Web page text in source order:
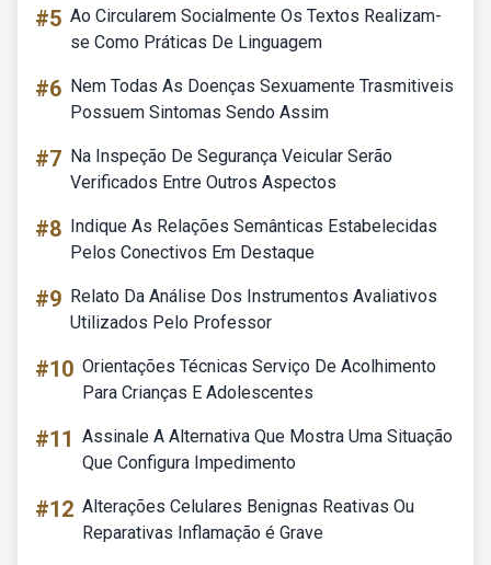
#5 Ao Circularem Socialmente Os Textos Realizam-
se Como Práticas De Linguagem
#6 Nem Todas As Doenças Sexuamente Trasmitiveis
Possuem Sintomas Sendo Assim
#7 Na Inspeção De Segurança Veicular Serão
Verificados Entre Outros Aspectos
#8 Indique As Relações Semânticas Estabelecidas
Pelos Conectivos Em Destaque
#9 Relato Da Análise Dos Instrumentos Avaliativos
Utilizados Pelo Professor
#10 Orientações Técnicas Serviço De Acolhimento
Para Crianças E Adolescentes
#11 Assinale A Alternativa Que Mostra Uma Situação
Que Configura Impedimento
#12 Alterações Celulares Benignas Reativas Ou
Reparativas Inflamação é Grave